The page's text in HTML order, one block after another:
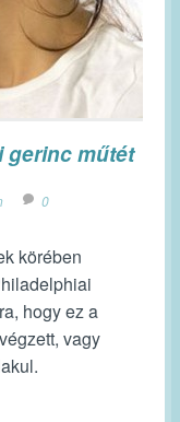
gerinc műtét
0
körében
hogy ez a
vagy